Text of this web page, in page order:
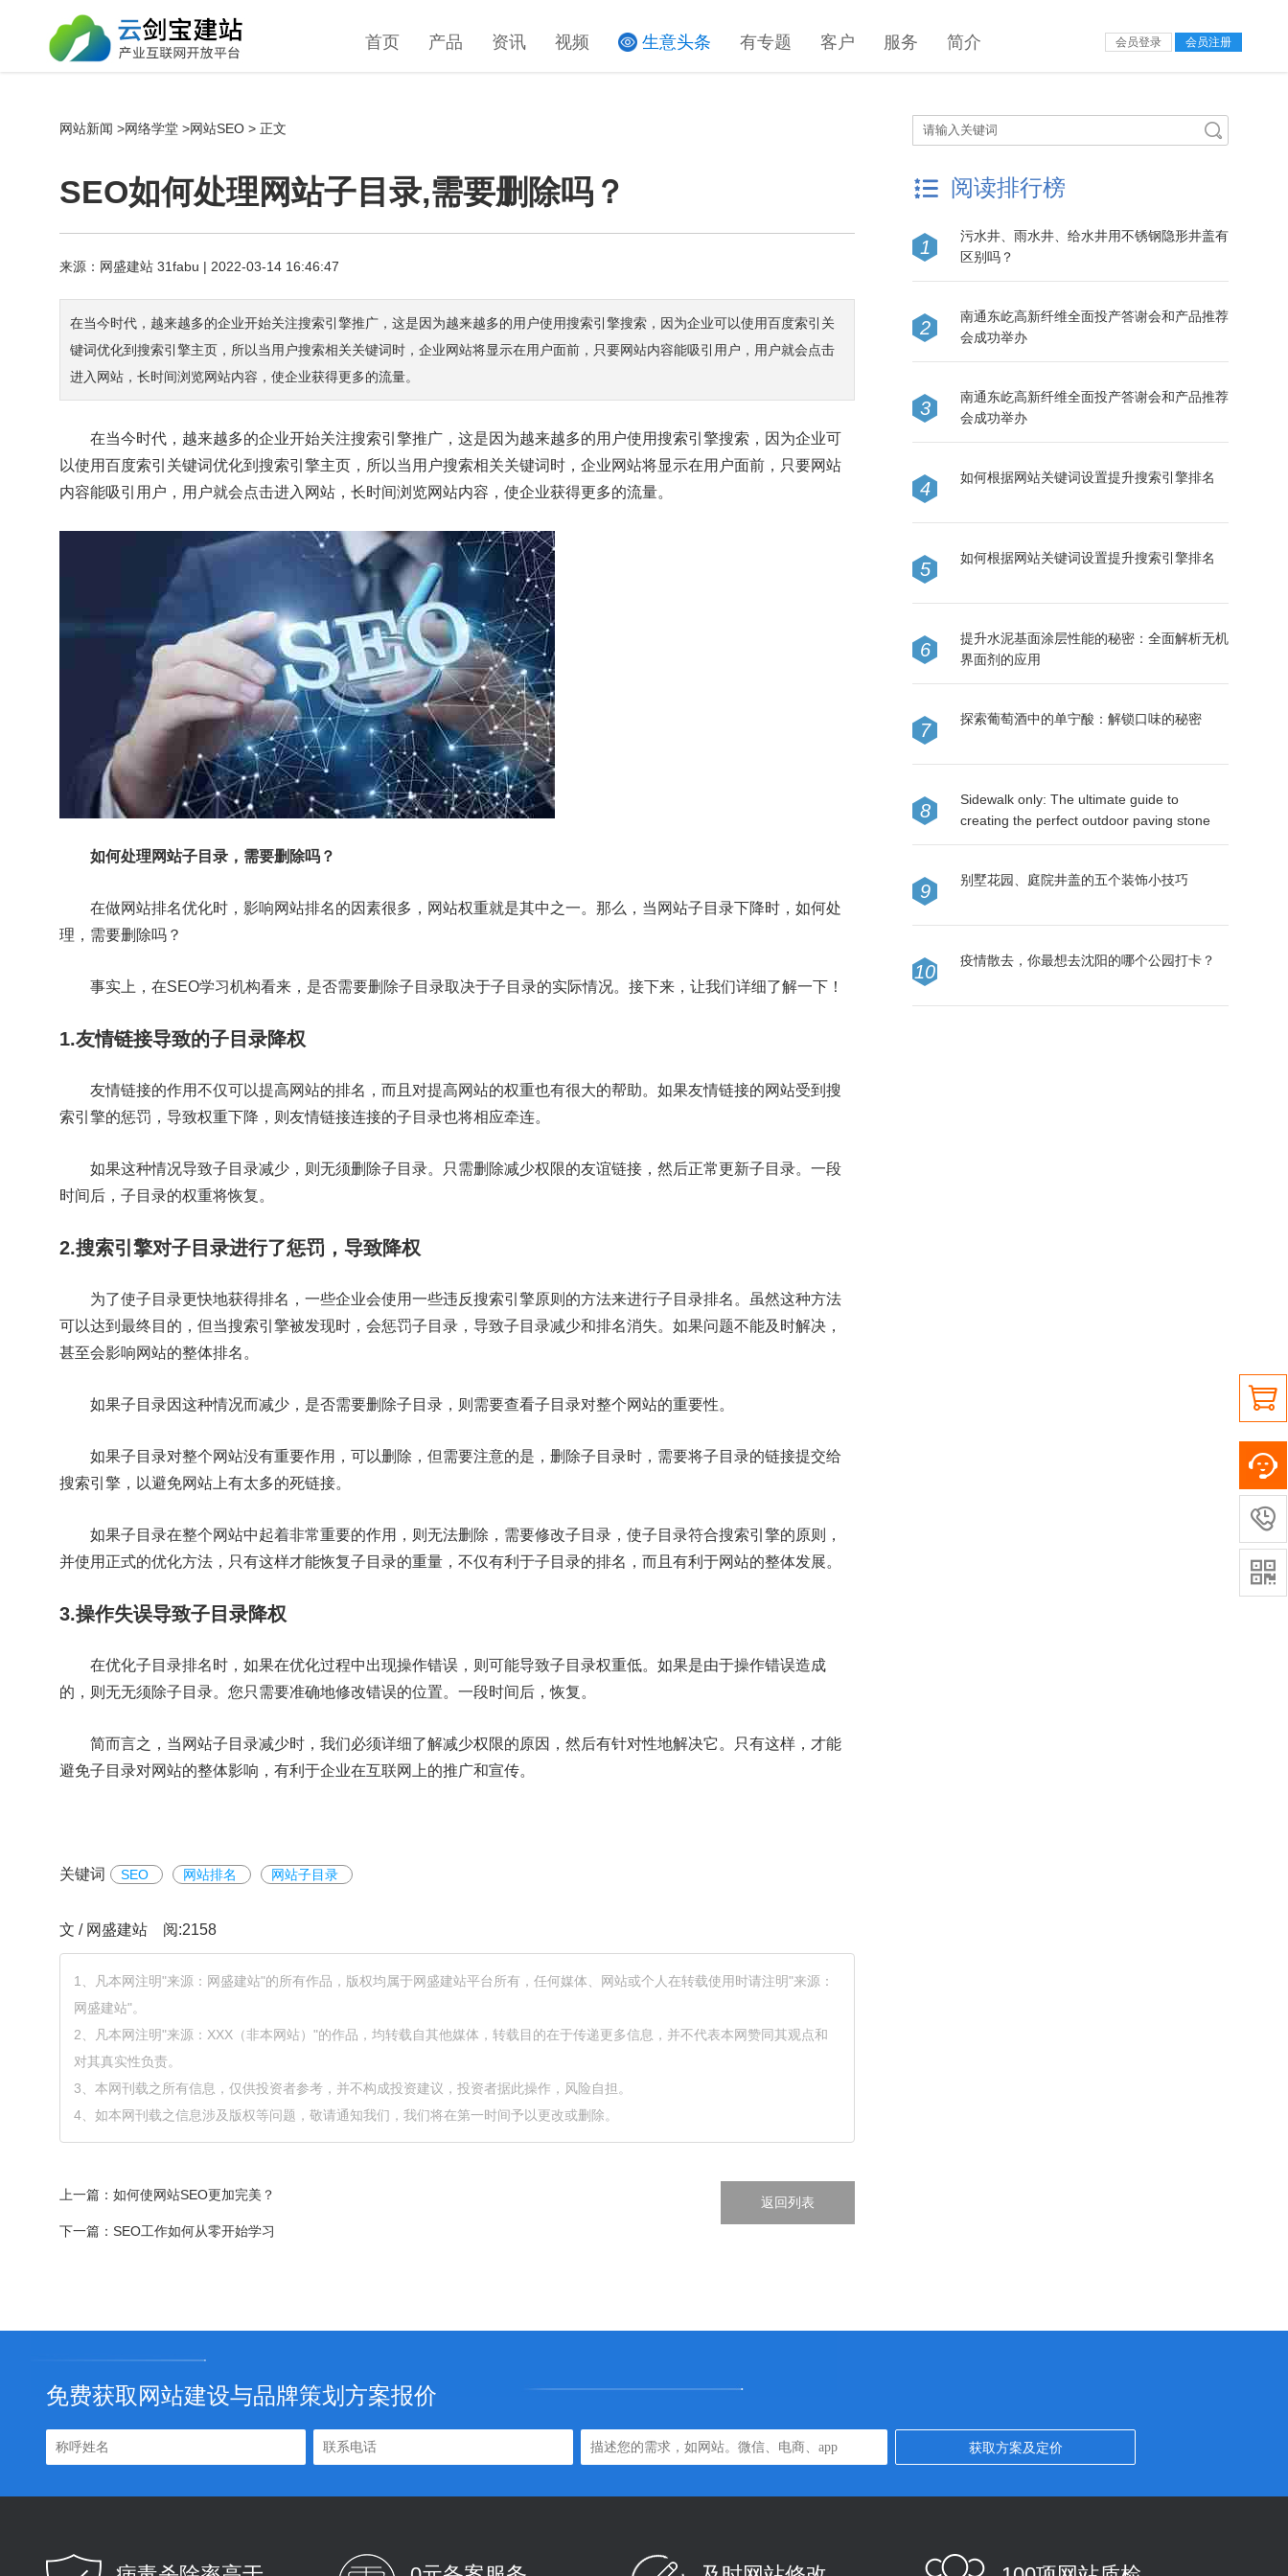
会员登录 会员注册
首页 产品 资讯 视频 生意头条 有专题 客户 服务 简介
网站新闻 >网络学堂 >网站SEO > 正文
SEO如何处理网站子目录,需要删除吗？
来源： 网盛建站 31fabu | 2022-03-14 16:46:47
在当今时代，越来越多的企业开始关注搜索引擎推广，这是因为越来越多的用户使用搜索引擎搜索，因为企业可以使用百度索引关
键词优化到搜索引擎主页，所以当用户搜索相关关键词时，企业网站将显示在用户面前，只要网站内容能吸引用户，用户就会点击
进入网站，长时间浏览网站内容，使企业获得更多的流量。
在当今时代，越来越多的企业开始关注搜索引擎推广，这是因为越来越多的用户使用搜索引擎搜索，因为企业可
以使用百度索引关键词优化到搜索引擎主页，所以当用户搜索相关关键词时，企业网站将显示在用户面前，只要网站
内容能吸引用户，用户就会点击进入网站，长时间浏览网站内容，使企业获得更多的流量。
如何处理网站子目录，需要删除吗？
在做网站排名优化时，影响网站排名的因素很多，网站权重就是其中之一。那么，当网站子目录下降时，如何处
理，需要删除吗？
事实上，在SEO学习机构看来，是否需要删除子目录取决于子目录的实际情况。接下来，让我们详细了解一下！
1.友情链接导致的子目录降权
友情链接的作用不仅可以提高网站的排名，而且对提高网站的权重也有很大的帮助。如果友情链接的网站受到搜
索引擎的惩罚，导致权重下降，则友情链接连接的子目录也将相应牵连。
如果这种情况导致子目录减少，则无须删除子目录。只需删除减少权限的友谊链接，然后正常更新子目录。一段
时间后，子目录的权重将恢复。
2.搜索引擎对子目录进行了惩罚，导致降权
为了使子目录更快地获得排名，一些企业会使用一些违反搜索引擎原则的方法来进行子目录排名。虽然这种方法
可以达到最终目的，但当搜索引擎被发现时，会惩罚子目录，导致子目录减少和排名消失。如果问题不能及时解决，
甚至会影响网站的整体排名。
如果子目录因这种情况而减少，是否需要删除子目录，则需要查看子目录对整个网站的重要性。
如果子目录对整个网站没有重要作用，可以删除，但需要注意的是，删除子目录时，需要将子目录的链接提交给
搜索引擎，以避免网站上有太多的死链接。
如果子目录在整个网站中起着非常重要的作用，则无法删除，需要修改子目录，使子目录符合搜索引擎的原则，
并使用正式的优化方法，只有这样才能恢复子目录的重量，不仅有利于子目录的排名，而且有利于网站的整体发展。
3.操作失误导致子目录降权
在优化子目录排名时，如果在优化过程中出现操作错误，则可能导致子目录权重低。如果是由于操作错误造成
的，则无无须除子目录。您只需要准确地修改错误的位置。一段时间后，恢复。
简而言之，当网站子目录减少时，我们必须详细了解减少权限的原因，然后有针对性地解决它。只有这样，才能
避免子目录对网站的整体影响，有利于企业在互联网上的推广和宣传。
关键词 SEO 网站排名 网站子目录
文 / 网盛建站 阅:2158
1、凡本网注明"来源：网盛建站"的所有作品，版权均属于网盛建站平台所有，任何媒体、网站或个人在转载使用时请注明"来源：
网盛建站"。
2、凡本网注明"来源：XXX（非本网站）"的作品，均转载自其他媒体，转载目的在于传递更多信息，并不代表本网赞同其观点和
对其真实性负责。
3、本网刊载之所有信息，仅供投资者参考，并不构成投资建议，投资者据此操作，风险自担。
4、如本网刊载之信息涉及版权等问题，敬请通知我们，我们将在第一时间予以更改或删除。
返回列表
上一篇： 如何使网站SEO更加完美？
下一篇： SEO工作如何从零开始学习
阅读排行榜
1
污水井、雨水井、给水井用不锈钢隐形井盖有
区别吗？
2
南通东屹高新纤维全面投产答谢会和产品推荐
会成功举办
3
南通东屹高新纤维全面投产答谢会和产品推荐
会成功举办
4
如何根据网站关键词设置提升搜索引擎排名
5
如何根据网站关键词设置提升搜索引擎排名
6
提升水泥基面涂层性能的秘密：全面解析无机
界面剂的应用
7
探索葡萄酒中的单宁酸：解锁口味的秘密
8
Sidewalk only: The ultimate guide to
creating the perfect outdoor paving stone
9
别墅花园、庭院井盖的五个装饰小技巧
10
疫情散去，你最想去沈阳的哪个公园打卡？
免费获取网站建设与品牌策划方案报价


